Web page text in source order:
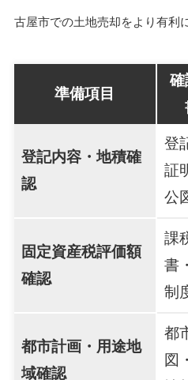
古屋市での土地売却をより有利
準備項目
確
登記内容・地積確
認
登
証
公
固定資産税評価額
確認
課
書
制
都市計画・用途地
域確認
都
図